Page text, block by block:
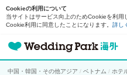
Cookieの利用について
当サイトはサービス向上のためCookieを利用
Cookie利用に同意したことになります。 詳し
中国・韓国・その他アジア ベトナム ホテ